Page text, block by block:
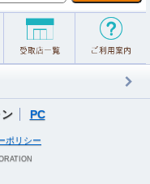
PC
ポリシー